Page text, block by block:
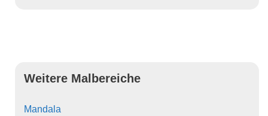
Weitere Malbereiche
Mandala